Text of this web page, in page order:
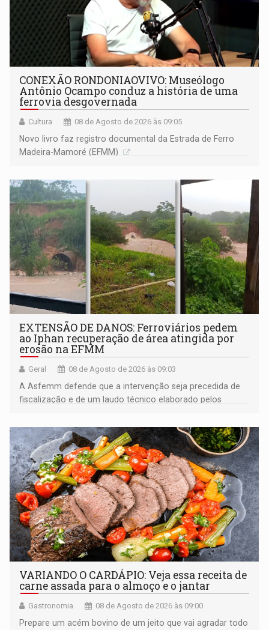
CONEXÃO RONDONIAOVIVO: Museólogo
Antônio Ocampo conduz a história de uma
ferrovia desgovernada
Cultura 08 de Agosto de 2026 às 09:05
Novo livro faz registro documental da Estrada de Ferro
Madeira-Mamoré (EFMM)
EXTENSÃO DE DANOS: Ferroviários pedem
ao Iphan recuperação de área atingida por
erosão na EFMM
Geral 08 de Agosto de 2026 às 09:03
A Asfemm defende que a intervenção seja precedida de
fiscalização e de um laudo técnico elaborado pelos
VARIANDO O CARDÁPIO: Veja essa receita de
carne assada para o almoço e o jantar
Gastronomia 08 de Agosto de 2026 às 09:00
Prepare um acém bovino de um jeito que vai agradar todo